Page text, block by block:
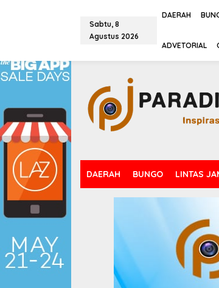
i
k
e
n
t
e
Sabtu, 8
Agustus 2026
DAERAH
ADVETORIAL
DAERAH BUNGO LINTAS